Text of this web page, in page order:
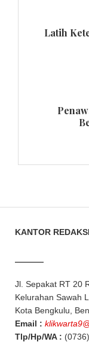
Latih
KANTOR REDAKSI
Jl. Sepakat RT 20
Kelurahan Sawah
Kota Bengkulu,
Email :
Tlp/Hp/WA :